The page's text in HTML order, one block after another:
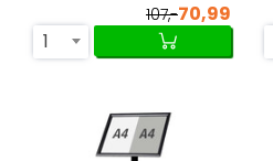
107,-70,99
1